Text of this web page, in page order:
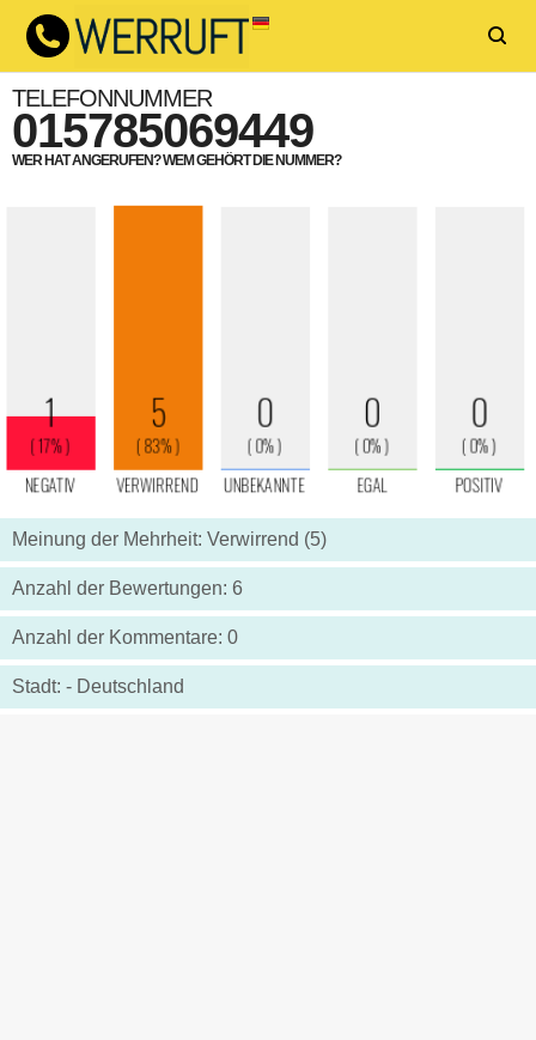
TELEFONNUMMER
015785069449
WER HAT ANGERUFEN? WEM GEHÖRT DIE NUMMER?
Meinung der Mehrheit: Verwirrend (5)
Anzahl der Bewertungen: 6
Anzahl der Kommentare: 0
Stadt: - Deutschland